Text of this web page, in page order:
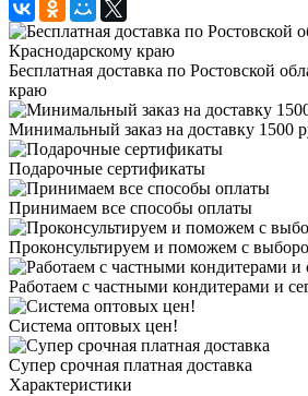
Бесплатная доставка по Ростовской
краю
Минимальный заказ на доставку 1500
Подарочные сертификаты
Принимаем все способы оплаты
Проконсультируем и поможем с
Работаем с частными кондитерами и
Система оптовых цен!
Супер срочная платная доставка
Характеристики